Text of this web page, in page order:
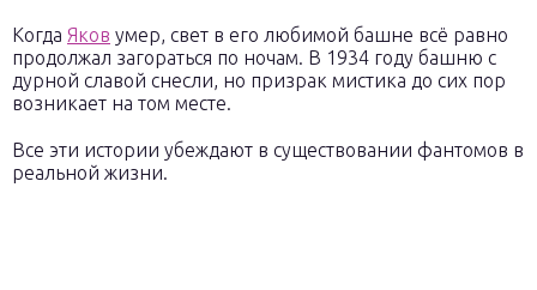
Когда Яков умер, свет в его любимой башне всё равно
продолжал загораться по ночам. В 1934 году башню с
дурной славой снесли, но призрак мистика до сих пор
возникает на том месте.
Все эти истории убеждают в существовании фантомов в
реальной жизни.